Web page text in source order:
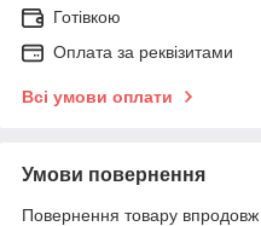
Готівкою
Оплата за реквізитами
Всі умови оплати
Умови повернення
Повернення товару